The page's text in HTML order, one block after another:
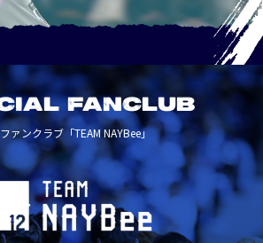
FANCLUB
ァンクラブ「TEAM NAYBee」